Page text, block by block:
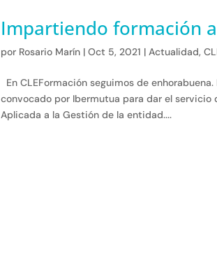
Impartiendo formación
por Rosario Marín |Oct 5, 2021 |Actualidad,
En CLEFormación seguimos de
convocado por Ibermutua para dar el servicio
Aplicada a la Gestión de la entidad....